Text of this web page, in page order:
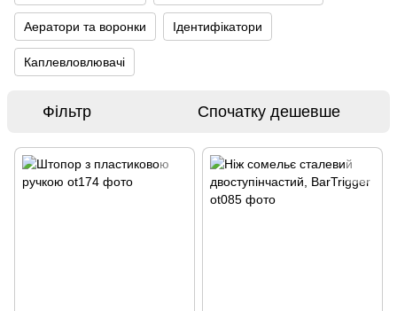
Аератори та воронки Ідентифікатори
Каплевловлювачі
Фільтр Спочатку дешевше